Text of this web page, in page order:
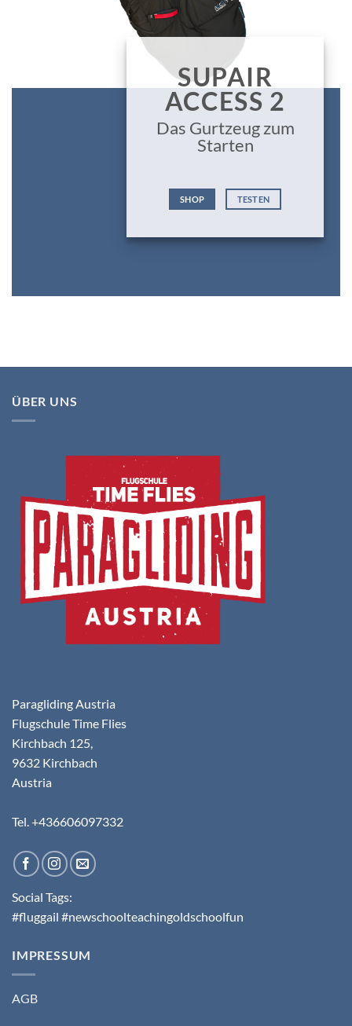
SUPAIR
ACCESS 2
Das Gurtzeug zum
Starten
SHOP TESTEN
ÜBER UNS
Paragliding Austria
Flugschule Time Flies
Kirchbach 125,
9632 Kirchbach
Austria
Tel. +436606097332
Social Tags:
#fluggail #newschoolteachingoldschoolfun
IMPRESSUM
AGB